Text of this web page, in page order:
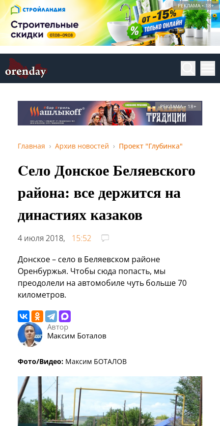
РЕКЛАМА • 18+
РЕКЛАМА • 18+
Главная Архив новостей Проект "Глубинка"
Cело Донское Беляевского
района: все держится на
династиях казаков
4 июля 2018,
15:52
Донское – село в Беляевском районе
Оренбуржья. Чтобы сюда попасть, мы
преодолели на автомобиле чуть больше 70
километров.
Автор
Максим Боталов
Фото/Видео: Максим БОТАЛОВ